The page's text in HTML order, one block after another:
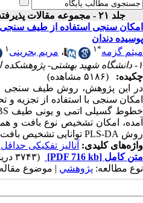
جلد ۲۱ - مجموعه مقالات پذیرفته و ارائه شده در بیست و یکمین کنفرانس اپتیک و فوتونیک ایران
امکان سنجی استفاده از طیف
پوسیده دندان
میثم گزمه*۱ ، مریم بحرینی ۱
۱- دانشگاه شهید بهشتی- پژوهشکده لیزر و پلاسما
چکیده:
(۵۱۸۶ مشاهده)
در این پژوهش، روش طیف سنجی
امکان سنجی با استفاده از تجزیه و
روش PLS-DA توانایی تشخیص بافت سالم و پوسیده دندان و عملی کردن آن را در آینده به منظورکاربردهای کلینیکی دارا می باشد
واژه‌های کلیدی: آنالیز تفکیکی
متن کامل [PDF 716 kb]
(۳۷۴۳ دریافت)
نوع مطالعه: پژوهشي | موضوع